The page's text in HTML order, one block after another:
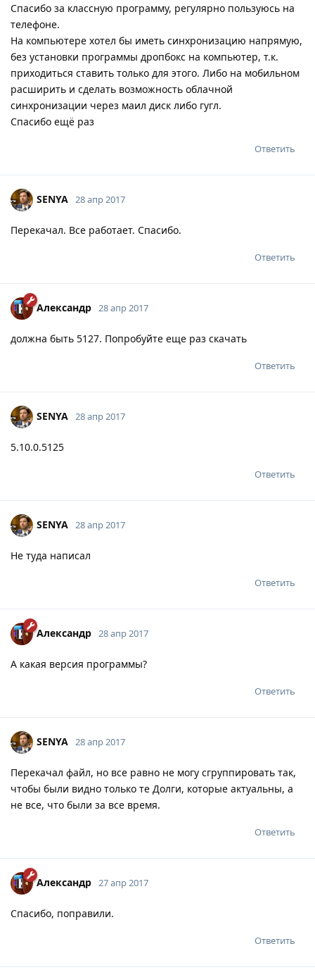
Спасибо за классную программу, регулярно пользуюсь на
телефоне.
На компьютере хотел бы иметь синхронизацию напрямую,
без установки программы дропбокс на компьютер, т.к.
приходиться ставить только для этого. Либо на мобильном
расширить и сделать возможность облачной
синхронизации через маил диск либо гугл.
Спасибо ещё раз
Ответить
SENYA 28 апр 2017
Перекачал. Все работает. Спасибо.
Ответить
Александр 28 апр 2017
должна быть 5127. Попробуйте еще раз скачать
Ответить
SENYA 28 апр 2017
5.10.0.5125
Ответить
SENYA 28 апр 2017
Не туда написал
Ответить
Александр 28 апр 2017
А какая версия программы?
Ответить
SENYA 28 апр 2017
Перекачал файл, но все равно не могу сгруппировать так,
чтобы были видно только те Долги, которые актуальны, а
не все, что были за все время.
Ответить
Александр 27 апр 2017
Спасибо, поправили.
Ответить